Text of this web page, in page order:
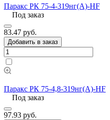
Паракс РК 75-4-319нг(А)-HF
Под заказ
83.47 руб.
Добавить в заказ
Паракс РК 75-4,8-319нг(А)-HF
Под заказ
97.93 руб.